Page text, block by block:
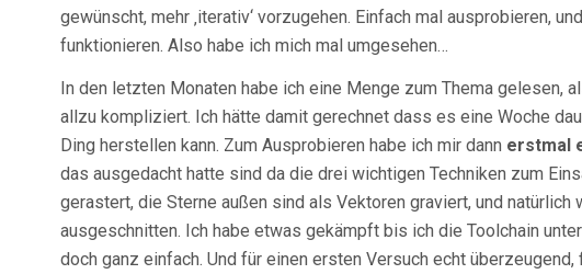
gewünscht, mehr ‚iterativ‘ vorzugehen. Einfach mal ausprobieren,
funktionieren. Also habe ich mich mal umgesehen…
In den letzten Monaten habe ich eine Menge zum Thema gelesen,
allzu kompliziert. Ich hätte damit gerechnet dass es eine Woche
Ding herstellen kann. Zum Ausprobieren habe ich mir dann erstmal
das ausgedacht hatte sind da die drei wichtigen Techniken zum
gerastert, die Sterne außen sind als Vektoren graviert, und natürlich
ausgeschnitten. Ich habe etwas gekämpft bis ich die Toolchain
doch ganz einfach. Und für einen ersten Versuch echt überzeugend,